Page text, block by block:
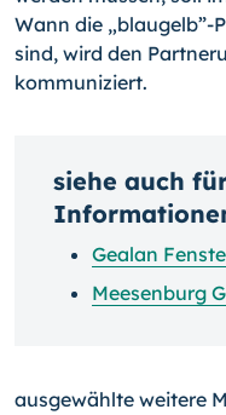
Wann die „blaugelb”-
sind, wird den
kommuniziert.
siehe auch
Gealan
Meesenburg
ausgewählte weitere